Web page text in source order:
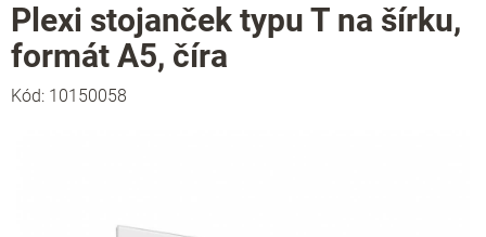
Plexi stojanček typu T na šírku,
formát A5, číra
Kód: 10150058